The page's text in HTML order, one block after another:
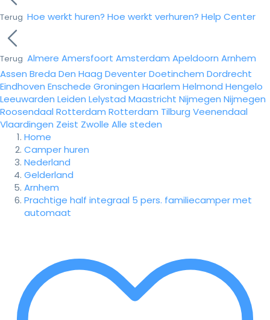
Terug Hoe werkt huren? Hoe werkt verhuren? Help Center
Terug Almere Amersfoort Amsterdam Apeldoorn Arnhem
Assen Breda Den Haag DeventerDoetinchem Dordrecht
Eindhoven Enschede Groningen Haarlem Helmond Hengelo
Leeuwarden Leiden Lelystad Maastricht Nijmegen Nijmegen
Roosendaal Rotterdam Rotterdam Tilburg Veenendaal
Vlaardingen Zeist Zwolle Alle steden
Home
Camper huren
Nederland
Gelderland
Arnhem
Prachtige half integraal 5 pers. familiecamper met
automaat